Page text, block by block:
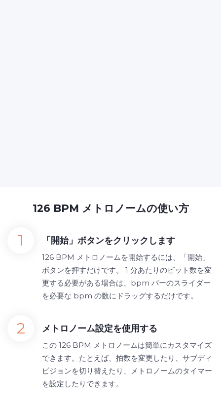
126 BPM メトロノームの使い方
「開始」ボタンをクリックします
126 BPM メトロノームを開始するには、「開始」
ボタンを押すだけです。 1 分あたりのビット数を変
更する必要がある場合は、bpm バーのスライダー
を必要な bpm の数にドラッグするだけです。
メトロノーム設定を使用する
この 126 BPM メトロノームは簡単にカスタマイズ
できます。たとえば、拍数を変更したり、サブディ
ビジョンを切り替えたり、メトロノームのタイマー
を設定したりできます。